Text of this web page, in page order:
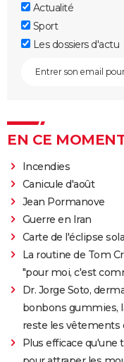
Actualité
Sport
Les dossiers d'actu
EN CE
Incendies
Canicule d'août
Jean Pormanove
Guerre en Iran
Carte de l'éclipse
La routine de Tom
"pour moi, c'est
Dr. Jorge Soto,
bonbons gummies,
reste les vêtements
Plus efficace qu'une